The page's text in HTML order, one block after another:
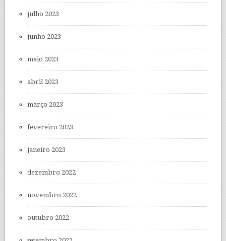
julho 2023
junho 2023
maio 2023
abril 2023
março 2023
fevereiro 2023
janeiro 2023
dezembro 2022
novembro 2022
outubro 2022